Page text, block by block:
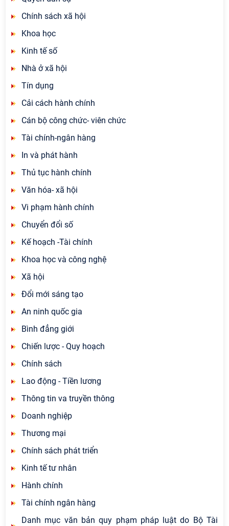
Chính sách xã hội
Khoa học
Kinh tế số
Nhà ở xã hội
Tín dụng
Cải cách hành chính
Cán bộ công chức- viên chức
Tài chính-ngân hàng
In và phát hành
Thủ tục hành chính
Văn hóa- xã hội
Vi phạm hành chính
Chuyển đổi số
Kế hoạch -Tài chính
Khoa học và công nghệ
Xã hội
Đổi mới sáng tạo
An ninh quốc gia
Bình đẳng giới
Chiến lược - Quy hoạch
Chính sách
Lao động - Tiền lương
Thông tin va truyền thông
Doanh nghiệp
Thương mại
Chính sách phát triển
Kinh tế tư nhân
Hành chính
Tài chính ngân hàng
Danh mục văn bản quy phạm pháp luật do Bộ Tài